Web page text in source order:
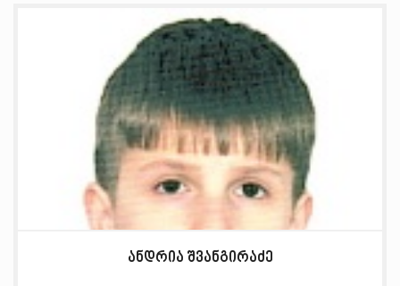
ანდრია შვანგირაძე